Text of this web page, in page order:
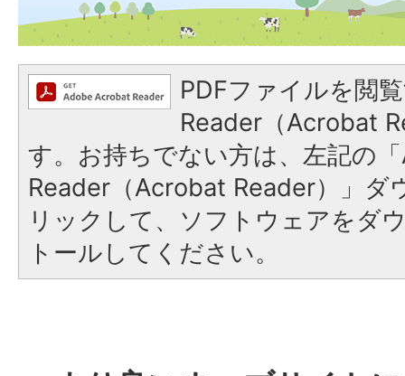
PDFファイルを閲
Reader（Acrobat
す。お持ちでない方は、左記の
Reader（Acrobat Reader）」ダ
リックして、ソフトウェアをダ
トールしてください。